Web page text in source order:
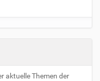
aktuelle Themen der